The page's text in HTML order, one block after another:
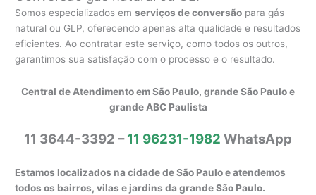
Somos especializados emserviços de conversão para gás
natural ou GLP, oferecendo apenas alta qualidade e resultados
eficientes. Ao contratar este serviço, como todos os outros,
garantimos sua satisfação com o processo e o resultado.
Central de Atendimento em São Paulo, grande São Paulo e
grande ABC Paulista
11 3644-3392 –11 96231-1982 WhatsApp
Estamos localizados na cidade de São Paulo e atendemos
todos os bairros, vilas e jardins da grande São Paulo.